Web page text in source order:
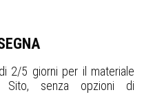
2/5 giorni per il materiale
Sito, senza opzioni di